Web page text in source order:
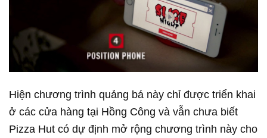
Hiện chương trình quảng bá này chỉ được triển khai
ở các cửa hàng tại Hồng Công và vẫn chưa biết
Pizza Hut có dự định mở rộng chương trình này cho